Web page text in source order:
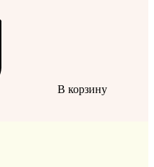
В корзину